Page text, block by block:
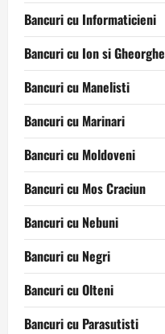
Bancuri cu Informaticieni
Bancuri cu Ion si Gheorghe
Bancuri cu Manelisti
Bancuri cu Marinari
Bancuri cu Moldoveni
Bancuri cu Mos Craciun
Bancuri cu Nebuni
Bancuri cu Negri
Bancuri cu Olteni
Bancuri cu Parasutisti